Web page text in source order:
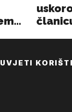
UVJETI